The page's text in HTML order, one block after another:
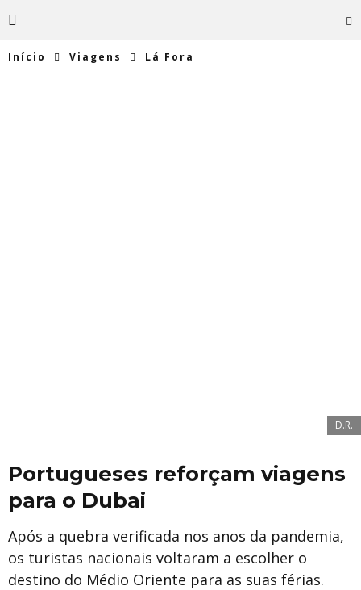
Início Viagens Lá Fora
D.R.
Portugueses reforçam viagens
para o Dubai
Após a quebra verificada nos anos da pandemia,
os turistas nacionais voltaram a escolher o
destino do Médio Oriente para as suas férias.